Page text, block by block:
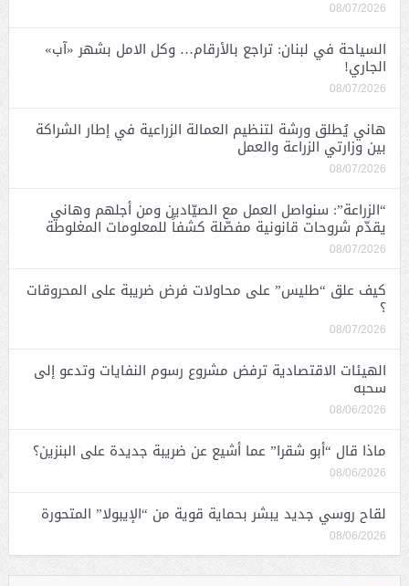
08/07/2026
السياحة في لبنان: تراجع بالأرقام… وكل الامل بشهر «آب»
الجاري!
08/07/2026
هاني يُطلق ورشة لتنظيم العمالة الزراعية في إطار الشراكة
بين وزارتي الزراعة والعمل
08/07/2026
“الزراعة”: سنواصل العمل مع الصيّادين ومن أجلهم وهاني
يقدّم شروحات قانونية مفصّلة كشفاً للمعلومات المغلوطة
08/07/2026
كيف علق “طليس” على محاولات فرض ضريبة على المحروقات
؟
08/07/2026
الهيئات الاقتصادية ترفض مشروع رسوم النفايات وتدعو إلى
سحبه
08/06/2026
ماذا قال “أبو شقرا” عما أشيع عن ضريبة جديدة على البنزين؟
08/06/2026
لقاح روسي جديد يبشر بحماية قوية من “الإيبولا” المتحورة
08/06/2026